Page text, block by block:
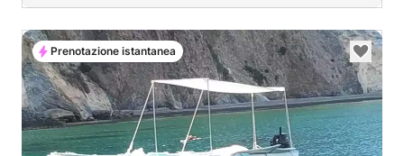
Prenotazione istantanea